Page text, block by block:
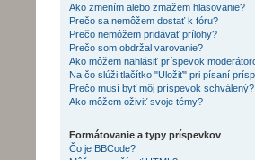
Ako zmením alebo zmažem hlasovanie?
Prečo sa nemôžem dostať k fóru?
Prečo nemôžem pridávať prílohy?
Prečo som obdržal varovanie?
Ako môžem nahlásiť príspevok
Na čo slúži tlačítko "Uložiť" pri písaní
Prečo musí byť môj príspevok schválený?
Ako môžem oživiť svoje témy?
Formátovanie a typy príspevkov
Čo je BBCode?